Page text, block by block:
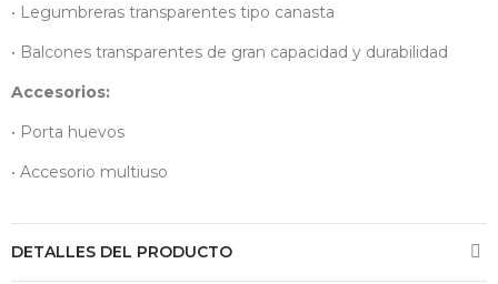
• Legumbreras transparentes tipo canasta
• Balcones transparentes de gran capacidad y durabilidad
Accesorios:
• Porta huevos
• Accesorio multiuso
DETALLES DEL PRODUCTO